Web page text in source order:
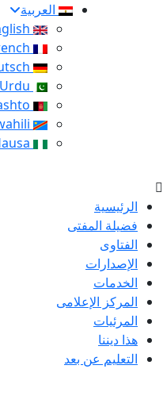
العربية
الرئيسية
فضيلة المفتى
الفتاوى
الإصدارات
الخدمات
المركز الإعلامى
المرئيات
هذا ديننا
التعليم عن بعد